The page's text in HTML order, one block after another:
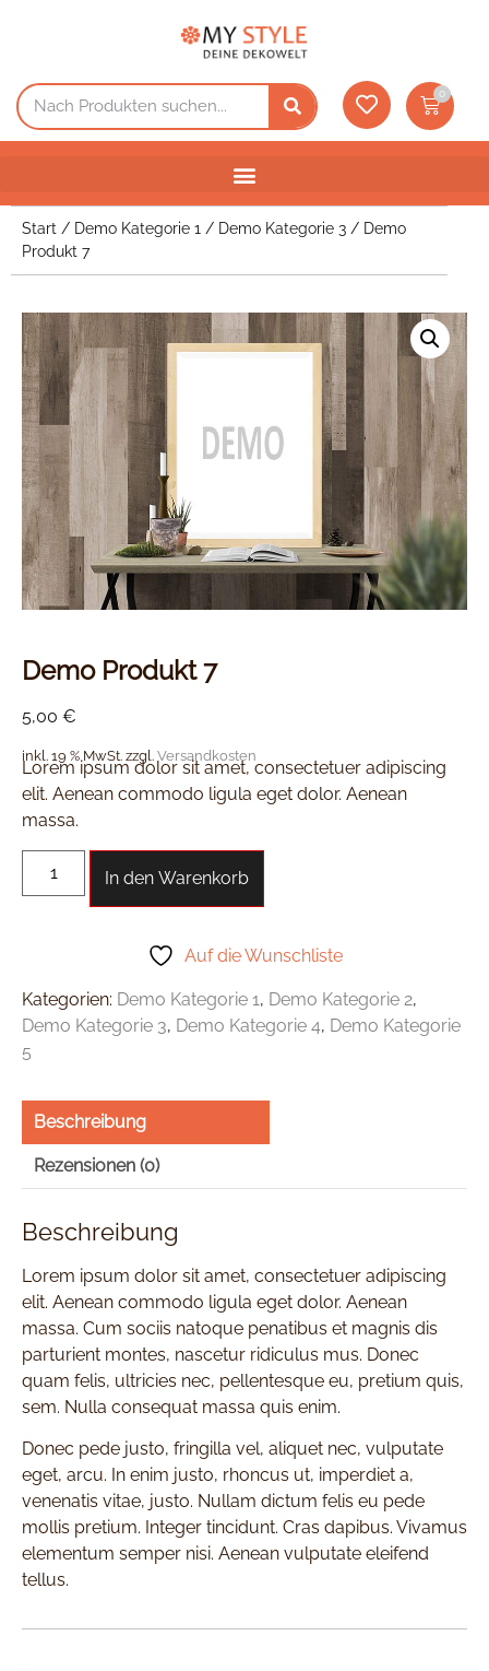
0
Start / Demo Kategorie 1 / Demo Kategorie 3 / Demo
Produkt 7
Demo Produkt 7
5,00 €
inkl. 19 % MwSt. zzgl. Versandkosten
Lorem ipsum dolor sit amet, consectetuer adipiscing
elit. Aenean commodo ligula eget dolor. Aenean
massa.
In den Warenkorb
Auf die Wunschliste
Kategorien: Demo Kategorie 1, Demo Kategorie 2,
Demo Kategorie 3, Demo Kategorie 4, Demo Kategorie
5
Beschreibung
Rezensionen (0)
Beschreibung
Lorem ipsum dolor sit amet, consectetuer adipiscing
elit. Aenean commodo ligula eget dolor. Aenean
massa. Cum sociis natoque penatibus et magnis dis
parturient montes, nascetur ridiculus mus. Donec
quam felis, ultricies nec, pellentesque eu, pretium quis,
sem. Nulla consequat massa quis enim.
Donec pede justo, fringilla vel, aliquet nec, vulputate
eget, arcu. In enim justo, rhoncus ut, imperdiet a,
venenatis vitae, justo. Nullam dictum felis eu pede
mollis pretium. Integer tincidunt. Cras dapibus. Vivamus
elementum semper nisi. Aenean vulputate eleifend
tellus.